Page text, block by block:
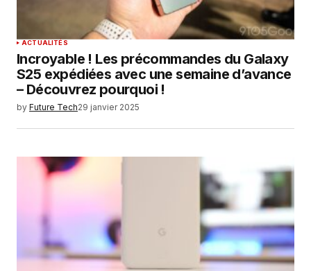
ACTUALITÉS
Incroyable ! Les précommandes du Galaxy
S25 expédiées avec une semaine d’avance
– Découvrez pourquoi !
by Future Tech29 janvier 2025